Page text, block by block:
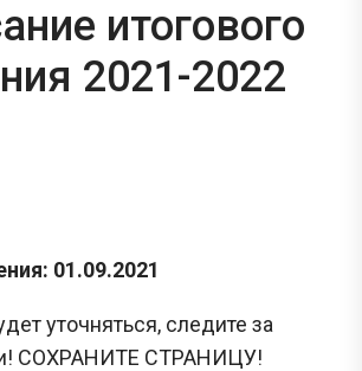
итогового
2021-2022
01.09.2021
уточняться, следите за
СОХРАНИТЕ СТРАНИЦУ!